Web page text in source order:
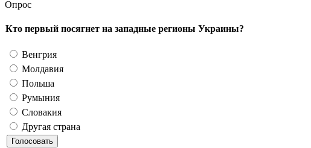
Опрос
Кто первый посягнет на западные регионы Украины?
Венгрия
Молдавия
Польша
Румыния
Словакия
Другая страна